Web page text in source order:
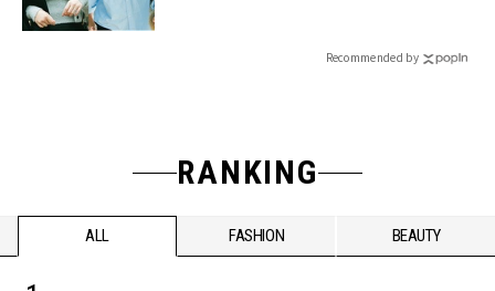
Recommended by
RANKING
ALL FASHION BEAUTY